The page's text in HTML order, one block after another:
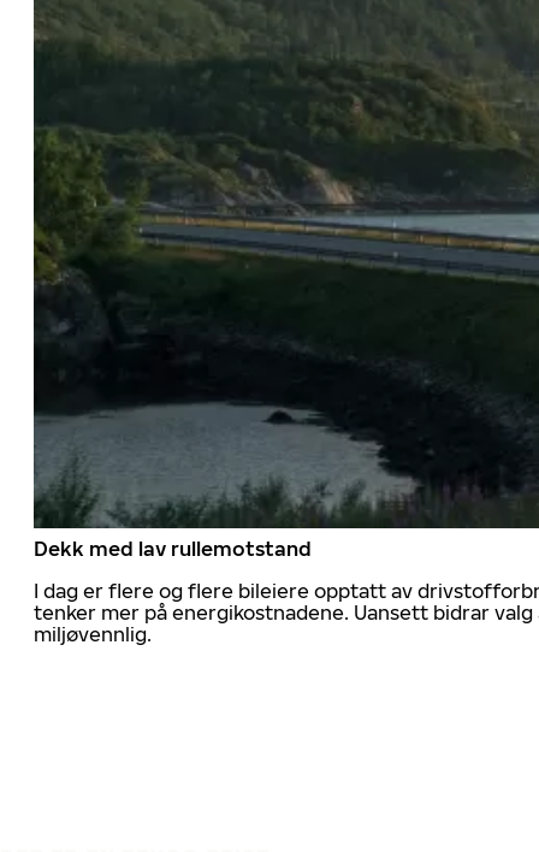
Dekk med lav rullemotstand
I dag er flere og flere bileiere opptatt av
tenker mer på energikostnadene. Uansett bidrar
miljøvennlig.